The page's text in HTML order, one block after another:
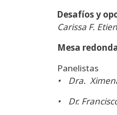
Desafíos y
Carissa F.
Mesa
Panelistas
• Dra.
• Dr.